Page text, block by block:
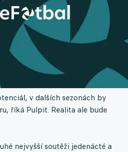
v dalších sezonách by
říká Pulpit. Realita ale bude
nejvyšší soutěži jedenácté a